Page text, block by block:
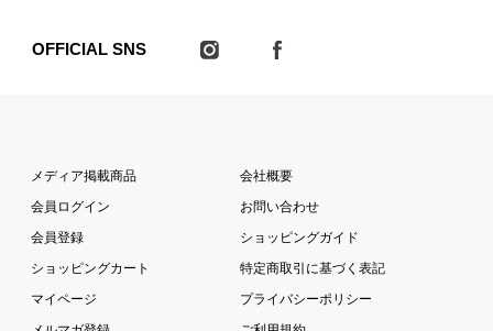
OFFICIAL SNS
メディア掲載商品
会員ログイン
会員登録
ショッピングカート
マイページ
会社概要
お問い合わせ
ショッピングガイド
特定商取引に基づく表記
プライバシーポリシー